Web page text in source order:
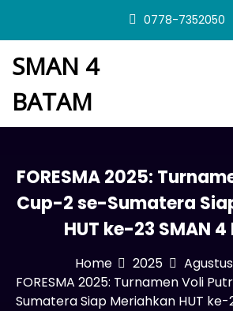
i
o
0778-7352050
SMAN 4
BATAM
FORESMA 2025:
Cup-2 se-Sumatera
HUT ke-23 SMAN
Home 2025 Agustus
FORESMA 2025: Turnamen Voli
Sumatera Siap Meriahkan HUT ke-